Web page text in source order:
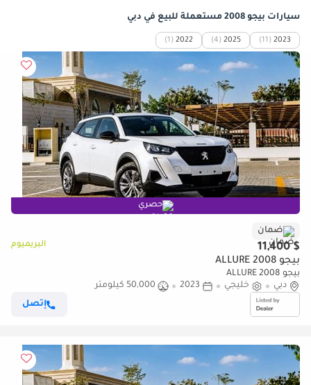
سيارات بيجو 2008 مستعملة للبيع في دبي
2023
(11)
2025
(4)
2022
(1)
حصري
ضمان
$ 11,400 البريميوم
بيجو 2008 ALLURE
بيجو 2008 ALLURE
دبي
خليجي 2023
50,000 كيلومتر
إتصل